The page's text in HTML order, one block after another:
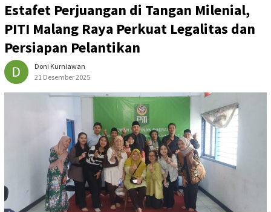
Estafet Perjuangan di Tangan Milenial,
PITI Malang Raya Perkuat Legalitas dan
Persiapan Pelantikan
Doni Kurniawan
21 Desember 2025